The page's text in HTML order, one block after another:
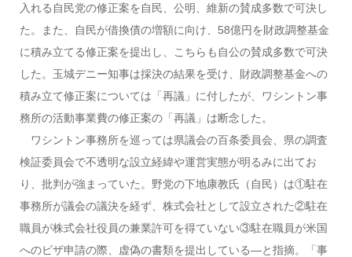
入れる自民党の修正案を自民、公明、維新の賛成多数で可決し
た。また、自民が借換債の増額に向け、58億円を財政調整基金
に積み立てる修正案を提出し、こちらも自公の賛成多数で可決
した。玉城デニー知事は採決の結果を受け、財政調整基金への
積み立て修正案については「再議」に付したが、ワシントン事
務所の活動事業費の修正案の「再議」は断念した。
ワシントン事務所を巡っては県議会の百条委員会、県の調査
検証委員会で不透明な設立経緯や運営実態が明るみに出てお
り、批判が強まっていた。野党の下地康教氏（自民）は①駐在
事務所が議会の議決を経ず、株式会社として設立された②駐在
職員が株式会社役員の兼業許可を得ていない③駐在職員が米国
へのビザ申請の際、虚偽の書類を提出している―と指摘。「事